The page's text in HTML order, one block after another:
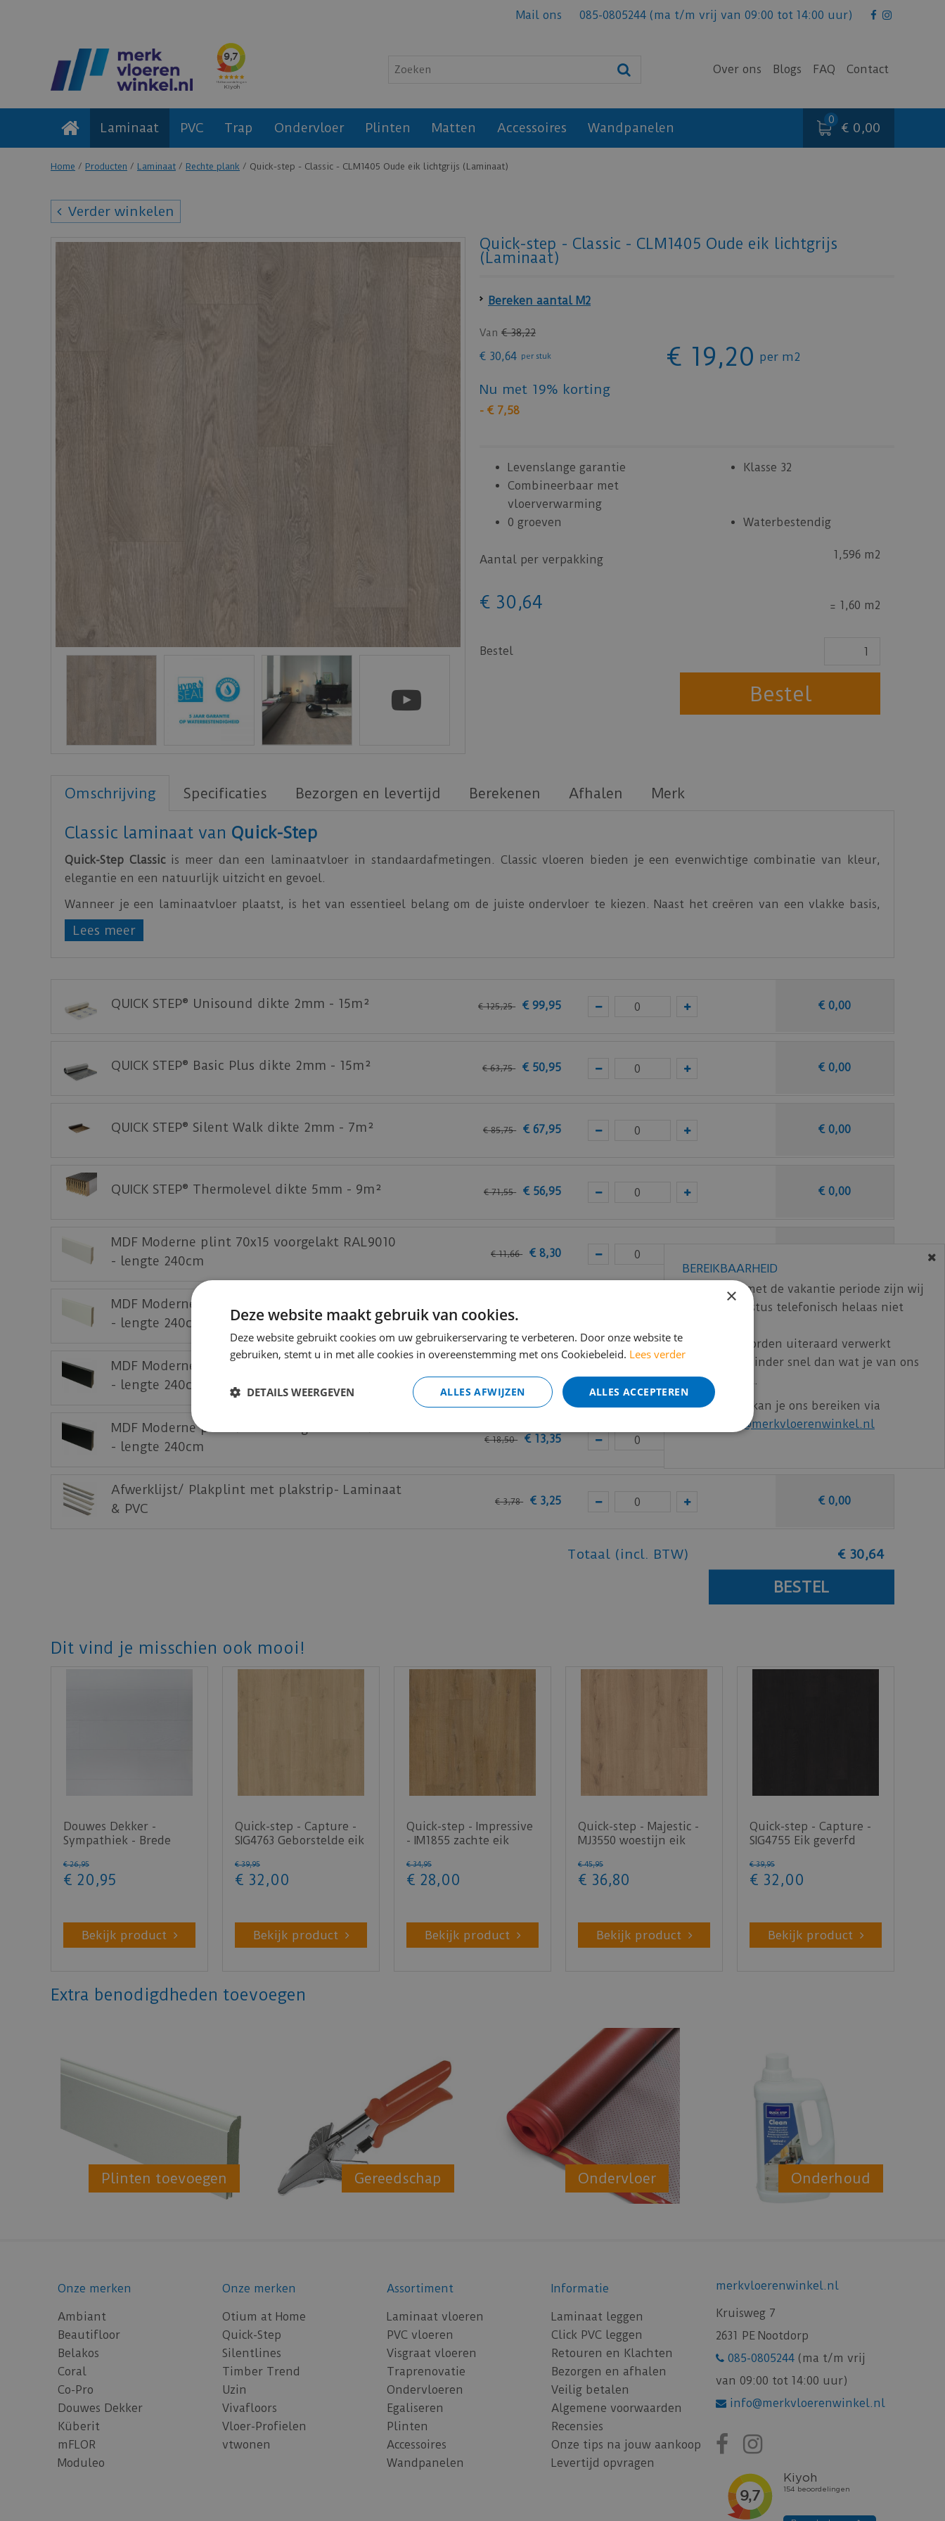
Home Producten Laminaat Rechte plank Quick-step - Classic - CLM1405 Oude eik lichtgrijs (Laminaat)
Mail ons 085-0805244 (ma t/m vrij van 09:00 tot 14:00 uur)
Over ons Blogs FAQ Contact
Laminaat PVC Trap Ondervloer Plinten Matten Accessoires Wandpanelen € 0,00
Verder winkelen
Quick-step - Classic - CLM1405 Oude eik lichtgrijs
(Laminaat)
Bereken aantal M2
Van € 38,22
€ 30,64 per stuk € 19,20 per m2
Nu met 19% korting
- € 7,58
Levenslange garantie
Klasse 32
Combineerbaar met
vloerverwarming
0 groeven
Waterbestendig
Aantal per verpakking 1,596 m2
€ 30 ,64 = 1,60 m2
Bestel
Omschrijving Specificaties Bezorgen en levertijd Berekenen Afhalen Merk
Classic laminaat van Quick-Step
Quick-Step Classicis meer dan een laminaatvloer in standaardafmetingen. Classic vloeren bieden je een evenwichtige combinatie van kleur,
elegantie en een natuurlijk uitzicht en gevoel.
Wanneer je een laminaatvloer plaatst, is het van essentieel belang om de juiste ondervloer te kiezen. Naast het creëren van een vlakke basis,
biedt het ook een uitstekende akoestische en thermische isolatie en dempt het kraakgeluiden. Bovendien biedt je ondervloer een uitstekende
bescherming tegen opstijgend vocht.
Staal aanvragen
Benieuwd hoe deze nieuwe vloer eruit ziet bij je nieuwe of huidige meubels? Vraag dan nu
Lees meer
QUICK STEP® Unisound dikte 2mm - 15m² € 125,25 € 99,95 € 0,00
QUICK STEP® Basic Plus dikte 2mm - 15m² € 63,75 € 50,95 € 0,00
QUICK STEP® Silent Walk dikte 2mm - 7m² € 85,75 € 67,95 € 0,00
QUICK STEP® Thermolevel dikte 5mm - 9m² € 71,55 € 56,95 € 0,00
MDF Moderne plint 70x15 voorgelakt RAL9010
- lengte 240cm
€ 11,66 € 8,30
MDF Moderne plint 90x15 voorgelakt RAL9010
- lengte 240cm
€ 14,34 € 0 , 00
MDF Moderne plint 70x15 voorgelakt RAL9005
- lengte 240cm
€ 14,60 € 10,
MDF Moderne plint 90x15 voorgelakt RAL9005
- lengte 240cm
€ 18,50 € 13,35
Afwerklijst/ Plakplint met plakstrip- Laminaat
& PVC
€ 3,78 € 3,25 € 0,00
Totaal (incl. BTW) € 30,64
Dit vind je misschien ook mooi!
Douwes Dekker -
Sympathiek - Brede
05038…
€ 26,95
€ 20 ,95
Bekijk product
Quick-step - Capture -
SIG4763 Geborstelde eik
€ 39,95
€ 32 ,00
Bekijk product
Quick-step - Impressive
- IM1855 zachte eik
€ 34,95
€ 28,00
Bekijk product
Quick-step - Majestic -
MJ3550 woestijn eik
€ 45,95
€ 36,80
Bekijk product
Quick-step - Capture -
SIG4755 Eik geverfd
€ 39,95
€ 32 ,00
Bekijk product
Extra benodigdheden toevoegen
Plinten toevoegen Gereedschap Ondervloer Onderhoud
Onze merken
Ambiant
Beautifloor
Belakos
Coral
Co-Pro
Douwes Dekker
Küberit
mFLOR
Moduleo
Onze merken
Otium at Home
Quick-Step
Silentlines
Timber Trend
Uzin
Vivafloors
Vloer-Profielen
vtwonen
Assortiment
Laminaat vloeren
PVC vloeren
Visgraat vloeren
Traprenovatie
Ondervloeren
Egaliseren
Plinten
Accessoires
Wandpanelen
Informatie
Laminaat leggen
Click PVC leggen
Retouren en Klachten
Bezorgen en afhalen
Veilig betalen
Algemene voorwaarden
Recensies
Onze tips na jouw aankoop
Levertijd opvragen
merkvloerenwinkel.nl
Kruisweg 7
2631 PE Nootdorp
085-0805244 (ma t/m vrij
van 09:00 tot 14:00 uur)
info@merkvloerenwinkel.nl
BEREIKBAARHEID
In verband met de vakantie periode zijn wij
t/m 14 augustus telefonisch helaas niet
Bestelling worden uiteraard verwerkt
echter iets minder snel dan wat je van ons
gewend bent.
Voor vragen kan je ons bereiken via
info@merkvloerenwinkel.nl
×
Deze website maakt gebruik van cookies.
Deze website gebruikt cookies om uw gebruikerservaring te verbeteren. Door onze website te
gebruiken, stemt u in met alle cookies in overeenstemming met ons Cookiebeleid. Lees verder
ALLES ACCEPTEREN
ALLES AFWIJZEN
DETAILS WEERGEVEN